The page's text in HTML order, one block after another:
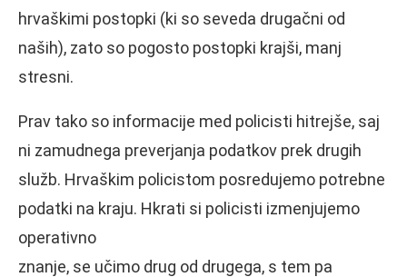
hrvaškimi postopki (ki so seveda drugačni od
naših), zato so pogosto postopki krajši, manj
stresni.
Prav tako so informacije med policisti hitrejše, saj
ni zamudnega preverjanja podatkov prek drugih
služb. Hrvaškim policistom posredujemo potrebne
podatki na kraju. Hkrati si policisti izmenjujemo
operativno
znanje, se učimo drug od drugega, s tem pa